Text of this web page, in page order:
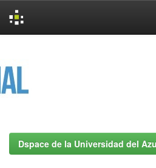
Dspace de la Universidad del